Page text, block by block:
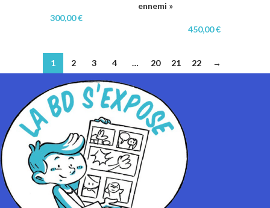
300,00€
ennemi »
450,00€
1 2 3 4 … 20 21 22 →